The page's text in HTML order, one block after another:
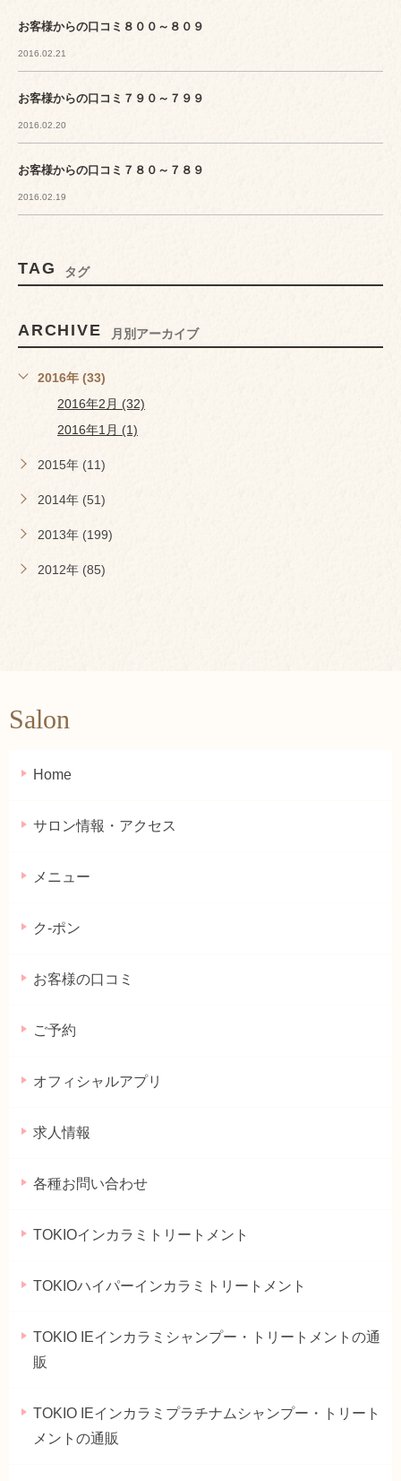
お客様からの口コミ８００～８０９
2016.02.21
お客様からの口コミ７９０～７９９
2016.02.20
お客様からの口コミ７８０～７８９
2016.02.19
TAG タグ
ARCHIVE 月別アーカイブ
2016年 (33)
2016年2月 (32)
2016年1月 (1)
2015年 (11)
2014年 (51)
2013年 (199)
2012年 (85)
Salon
Home
サロン情報・アクセス
メニュー
ク-ポン
お客様の口コミ
ご予約
オフィシャルアプリ
求人情報
各種お問い合わせ
TOKIOインカラミトリートメント
TOKIOハイパーインカラミトリートメント
TOKIO IEインカラミシャンプー・トリートメントの通
販
TOKIO IEインカラミプラチナムシャンプー・トリート
メントの通販